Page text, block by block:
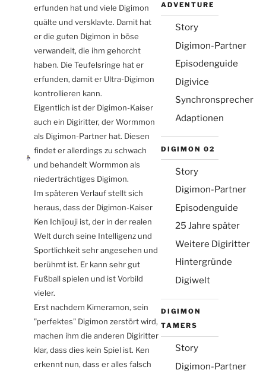
Name:
Email:
Die Emailadresse wird nicht veröffentlicht
erfunden hat und viele Digimon
quälte und versklavte. Damit hat
er die guten Digimon in böse
verwandelt, die ihm gehorcht
haben. Die Teufelsringe hat er
erfunden, damit er Ultra-Digimon
kontrollieren kann.
Eigentlich ist der Digimon-Kaiser
auch ein Digiritter, der Wormmon
als Digimon-Partner hat. Diesen
findet er allerdings zu schwach
und behandelt Wormmon als
niederträchtiges Digimon.
Im späteren Verlauf stellt sich
heraus, dass der Digimon-Kaiser
Ken Ichijouji ist, der in der realen
Welt durch seine Intelligenz und
Sportlichkeit sehr angesehen und
berühmt ist. Er kann sehr gut
Fußball spielen und ist Vorbild
vieler.
Erst nachdem Kimeramon, sein
"perfektes" Digimon zerstört wird,
machen ihm die anderen Digiritter
klar, dass dies kein Spiel ist. Ken
erkennt nun, dass er alles falsch
ADVENTURE
Story
Digimon-Partner
Episodenguide
Digivice
Synchronsprecher
Adaptionen
DIGIMON 02
Story
Digimon-Partner
Episodenguide
25 Jahre später
Weitere Digiritter
Hintergründe
Digiwelt
DIGIMON
TAMERS
Story
Digimon-Partner